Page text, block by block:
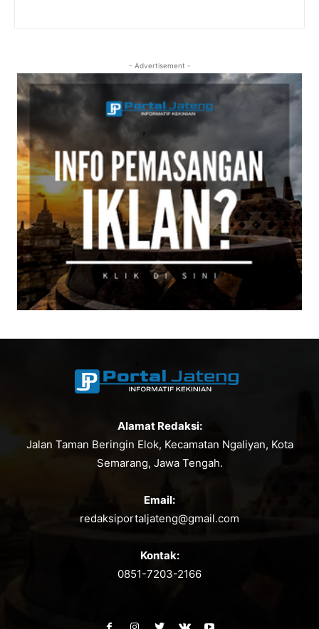
- Advertisement -
Alamat Redaksi:
Jalan Taman Beringin Elok, Kecamatan Ngaliyan, Kota
Semarang, Jawa Tengah.
Email:
redaksiportaljateng@gmail.com
Kontak:
0851-7203-2166